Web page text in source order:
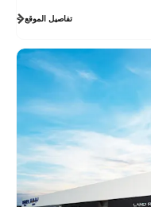
تفاصيل الموقع